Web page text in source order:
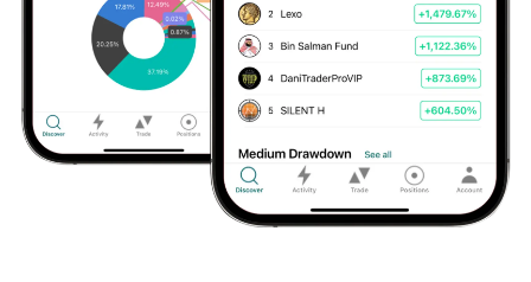
Regulering
For å hjelpe deg med å holde oversikt har vi samlet
dokumenter om reguleringer
Kontakt oss
Ta kontakt med oss og se hvorfor vi skiller oss ut